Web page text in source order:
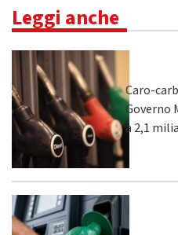
Leggi anche
Caro-
Governo
a 2,1